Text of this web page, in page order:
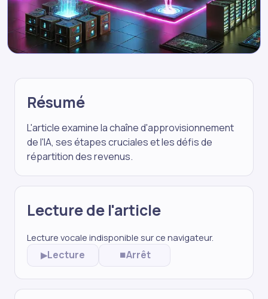
Résumé
L'article examine la chaîne d'approvisionnement
de l'IA, ses étapes cruciales et les défis de
répartition des revenus.
Lecture de l'article
Lecture vocale indisponible sur ce navigateur.
▶Lecture ⏹Arrêt